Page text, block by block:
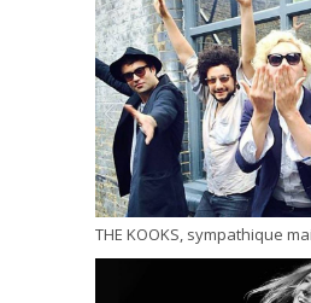
THE KOOKS, sympathique